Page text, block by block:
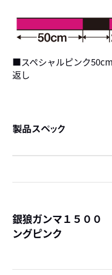
■スペシャルピンク
返し
製品スペック
銀狼ガンマ１５０
ングピンク